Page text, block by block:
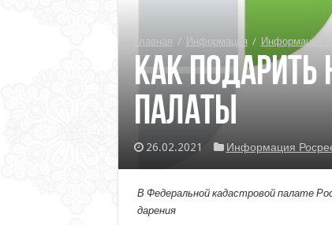
Главная / Информация / Информация
Как подарить
палаты
26.02.2021 Информация
В Федеральной кадастровой палате
дарения